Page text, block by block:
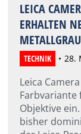
LEICA
ERHALTEN
METALLGRAU
TECHNIK 28.
Leica
Farbvariante
Objektive
bisher